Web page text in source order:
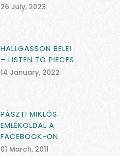
26 July, 2023
HALLGASSON BELE!
– LISTEN TO PIECES
14 January, 2022
PÁSZTI MIKLÓS
EMLÉKOLDAL A
FACEBOOK-ON.
01 March, 2011